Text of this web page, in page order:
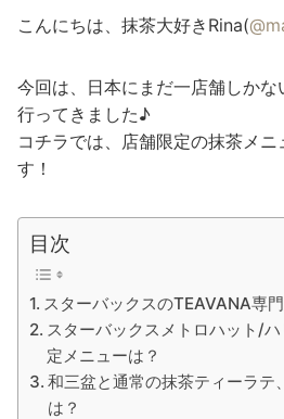
e itt c
b
o
o
ai e
a
こんにちは、抹茶大好きRina(
今回は、日本にまだ一店舗しか
行ってきました♪
コチラでは、店舗限定の抹茶メ
す！
目次
スターバックスのTEAVANA専
スターバックスメトロハット/
定メニューは？
和三盆と通常の抹茶ティーラテ
は？